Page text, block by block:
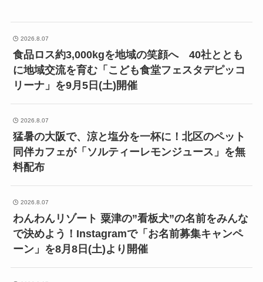
2026.8.07
食品ロス約3,000kgを地域の笑顔へ 40社ととも
に地域交流を育む「こども食堂フェスタデピッコ
リーナ」を9月5日(土)開催
2026.8.07
猛暑の大阪で、涼と塩分を一杯に！北区のペット
同伴カフェが「ソルティーレモンジュース」を無
料配布
2026.8.07
わんわんリゾート 粟津の”看板犬”の名前をみんな
で決めよう！Instagramで「お名前募集キャンペ
ーン」を8月8日(土)より開催